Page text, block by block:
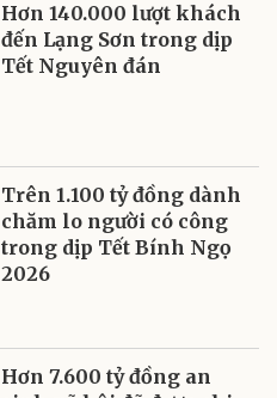
Hơn 140.000 lượt khách
đến Lạng Sơn trong dịp
Tết Nguyên đán
Trên 1.100 tỷ đồng dành
chăm lo người có công
trong dịp Tết Bính Ngọ
2026
Hơn 7.600 tỷ đồng an